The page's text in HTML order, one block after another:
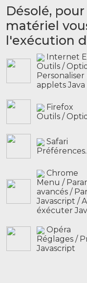
Désolé,
matériel
l'exécution
Internet
Outils /
applets Java
Firefox
Outils /
Safari
Chrome
Menu /
avancés /
Javascript /
éxécuter
Opéra
Réglages /
Javascript